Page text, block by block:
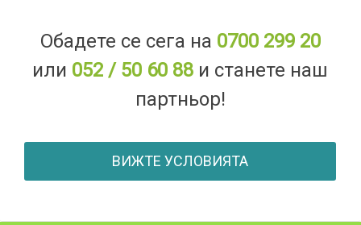
Обадете се сега на 0700 299 20
или 052 / 50 60 88 и станете наш
партньор!
ВИЖТЕ УСЛОВИЯТА